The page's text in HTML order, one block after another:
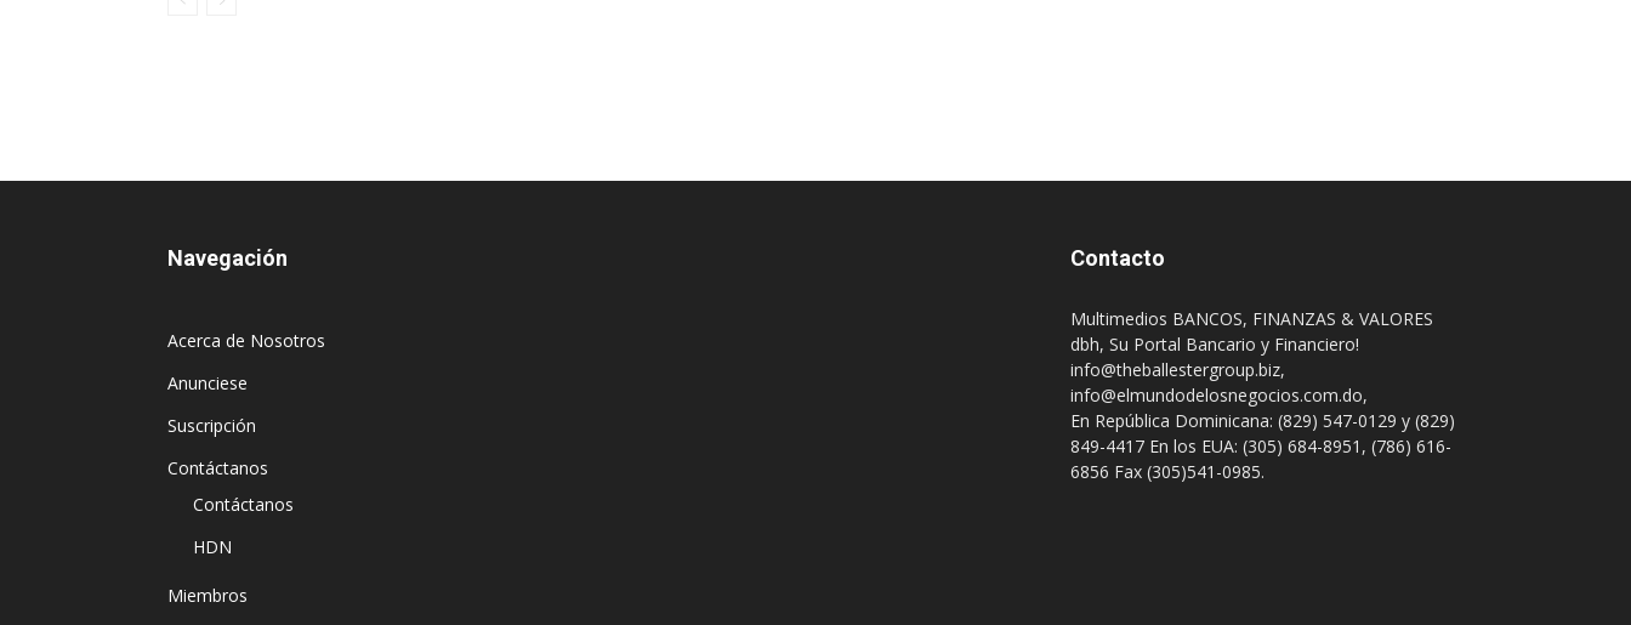
Navegación
Acerca de Nosotros
Anunciese
Suscripción
Contáctanos
Contáctanos
HDN
Miembros
Contacto
Multimedios BANCOS, FINANZAS & VALORES
dbh, Su Portal Bancario y Financiero!
info@theballestergroup.biz,
info@elmundodelosnegocios.com.do,
En República Dominicana: (829) 547-0129 y (829)
849-4417 En los EUA: (305) 684-8951, (786) 616-
6856 Fax (305)541-0985.